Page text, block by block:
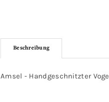
Beschreibung
Amsel - Handgeschnitzter